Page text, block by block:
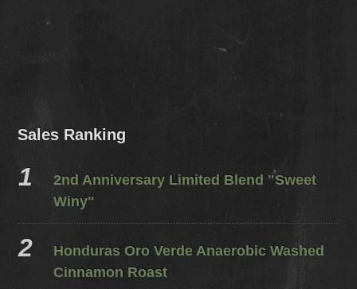
Sales Ranking
2nd Anniversary Limited Blend "Sweet
Winy"
Honduras Oro Verde Anaerobic Washed
Cinnamon Roast